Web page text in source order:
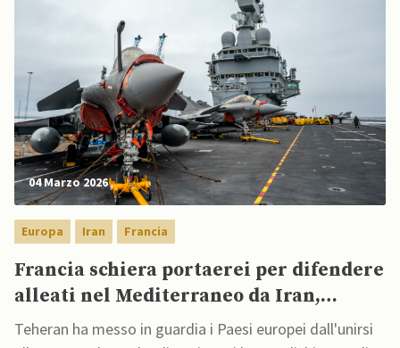
04 Marzo 2026
Europa Iran Francia
Francia schiera portaerei per difendere
alleati nel Mediterraneo da Iran,
mentre Teheran promette di colpire
Teheran ha messo in guardia i Paesi europei dall'unirsi